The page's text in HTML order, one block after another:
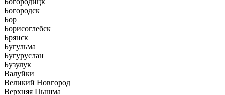
Богородицк
Богородск
Бор
Борисоглебск
Брянск
Бугульма
Бугуруслан
Бузулук
Валуйки
Великий Новгород
Верхняя Пышма